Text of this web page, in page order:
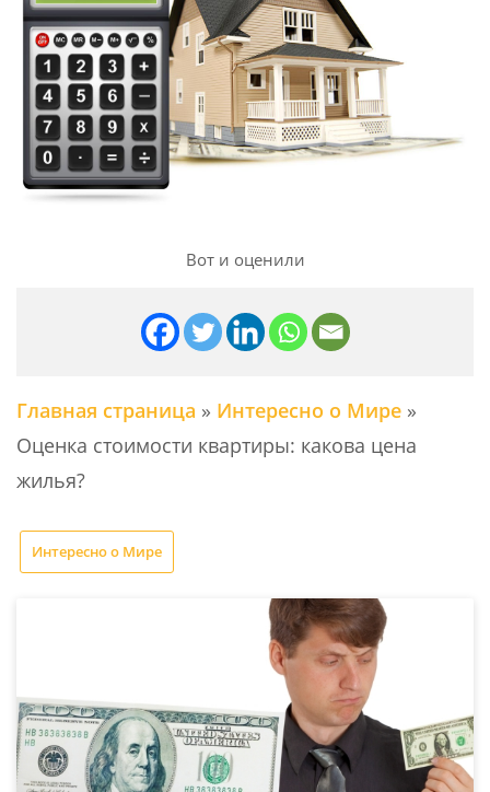
Вот и оценили
Главная страница » Интересно о Мире »
Оценка стоимости квартиры: какова цена
жилья?
Интересно о Мире